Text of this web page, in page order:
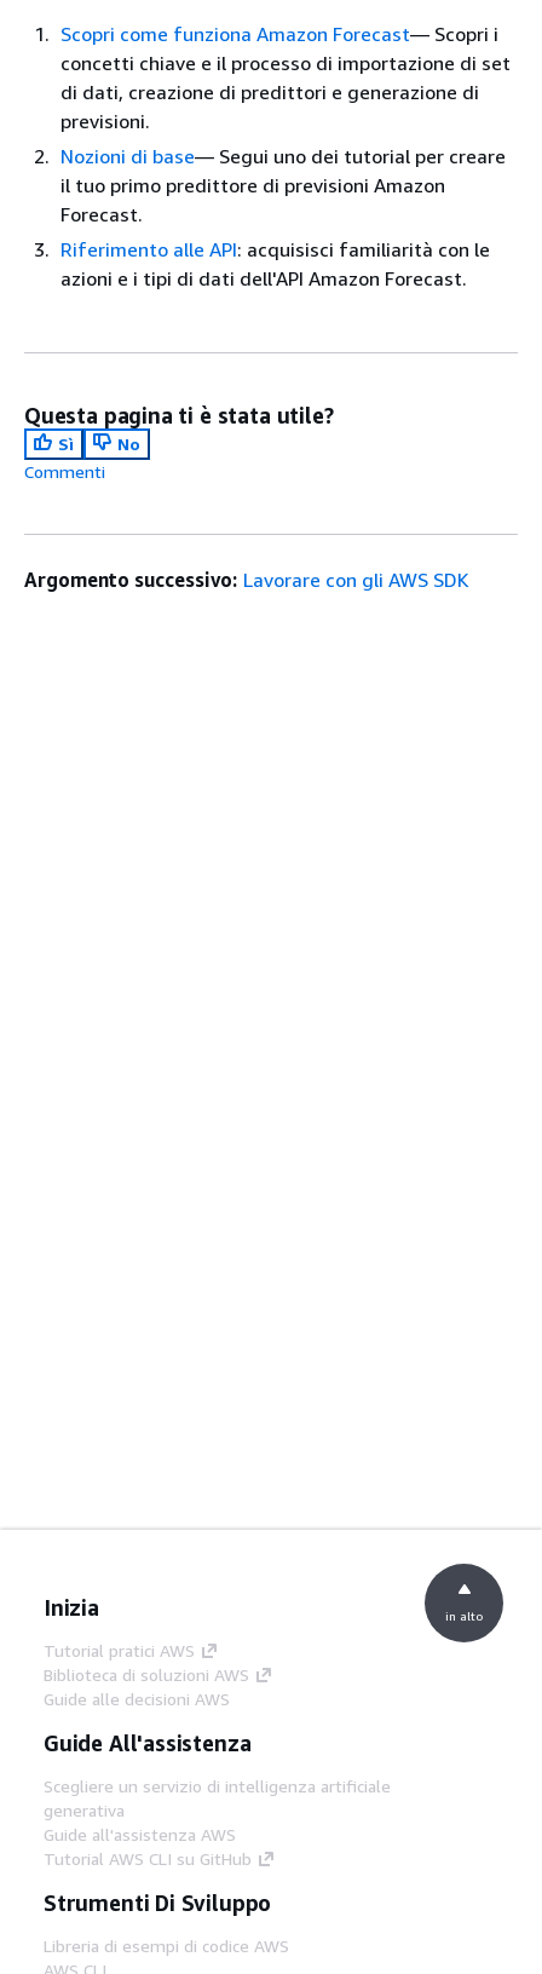
Scopri come funziona Amazon Forecast— Scopri i
concetti chiave e il processo di importazione di set
di dati, creazione di predittori e generazione di
previsioni.
Nozioni di base— Segui uno dei tutorial per creare
il tuo primo predittore di previsioni Amazon
Forecast.
Riferimento alle API: acquisisci familiarità con le
azioni e i tipi di dati dell'API Amazon Forecast.
Questa pagina ti è stata utile?
Sì
No
Commenti
Argomento successivo: Lavorare con gli AWS SDK
Inizia
Tutorial pratici AWS
Biblioteca di soluzioni AWS
Guide alle decisioni AWS
Guide All'assistenza
Scegliere un servizio di intelligenza artificiale
generativa
Guide all'assistenza AWS
Tutorial AWS CLI su GitHub
Strumenti Di Sviluppo
Libreria di esempi di codice AWS
AWS CLI
in alto